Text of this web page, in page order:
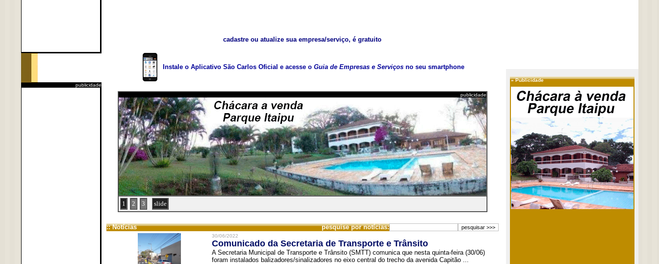
publicidade
cadastre ou atualize sua empresa/serviço, é gratuito
Instale o Aplicativo São Carlos Oficial e acesse o Guia de Empresas e Serviços no seu smartphone
publicidade
1 2 3 slide
:: Notícias pesquise por notícias:
30/06/2022
Comunicado da Secretaria de Transporte e Trânsito
A Secretaria Municipal de Transporte e Trânsito (SMTT) comunica que nesta quinta-feira (30/06)
foram instalados balizadores/sinalizadores no eixo central do trecho da avenida Capitão ...
»Publicidade